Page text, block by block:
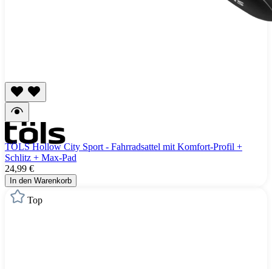
TÖLS Hollow City Sport - Fahrradsattel mit Komfort-Profil +
Schlitz + Max-Pad
24,99 €
In den Warenkorb
Top